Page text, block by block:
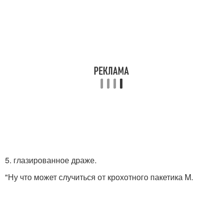
5. глазированное драже.
"Ну что может случиться от крохотного пакетика M.